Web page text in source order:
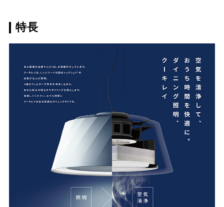
スクロールできます
GFC-27
DFC-A25253 ¥2,200（税抜価格 ￥
PFC-38W ¥2,640（税抜価格 ￥
特長